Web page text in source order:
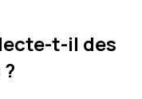
t-il des